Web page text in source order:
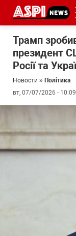
Трамп
президент
Росії та
Новости » Політика
вт, 07/07/2026 - 10:09
корупцією